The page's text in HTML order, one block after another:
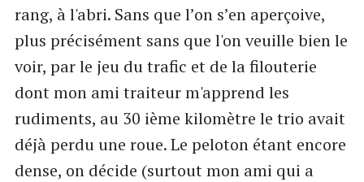
rang, à l'abri. Sans que l’on s’en aperçoive,
plus précisément sans que l'on veuille bien le
voir, par le jeu du trafic et de la filouterie
dont mon ami traiteur m'apprend les
rudiments, au 30 ième kilomètre le trio avait
déjà perdu une roue. Le peloton étant encore
dense, on décide (surtout mon ami qui a